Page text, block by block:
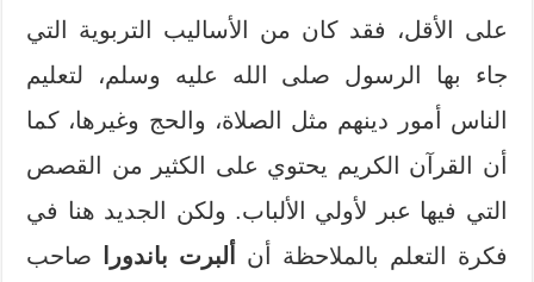
على الأقل، فقد كان من الأساليب التربوية التي
جاء بها الرسول صلى الله عليه وسلم، لتعليم
الناس أمور دينهم مثل الصلاة، والحج وغيرها، كما
أن القرآن الكريم يحتوي على الكثير من القصص
التي فيها عبر لأولي الألباب. ولكن الجديد هنا في
فكرة التعلم بالملاحظة أن
ألبرت باندورا
صاحب